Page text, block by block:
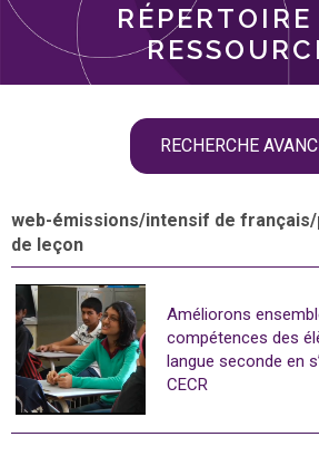
langue
RÉPERTOIRE
RECHERCHE
web-émissions/intensif de français/
de leçon
Améliorons
compétences des
langue seconde en
CECR